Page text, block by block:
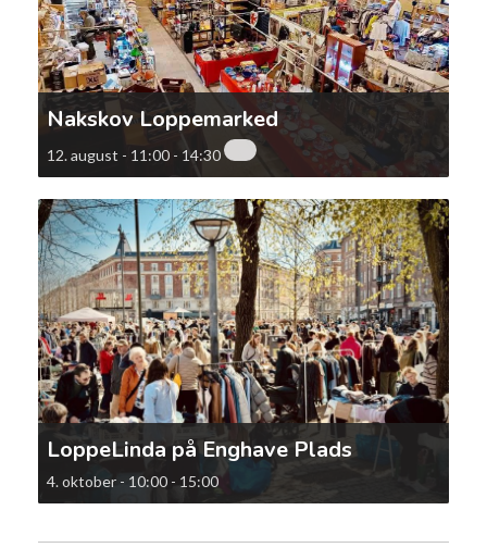
Nakskov Loppemarked
12. august - 11:00 - 14:30
LoppeLinda på Enghave Plads
4. oktober - 10:00 - 15:00